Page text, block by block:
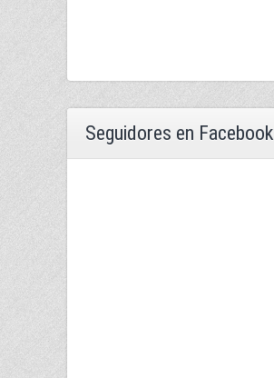
Seguidores en Facebook